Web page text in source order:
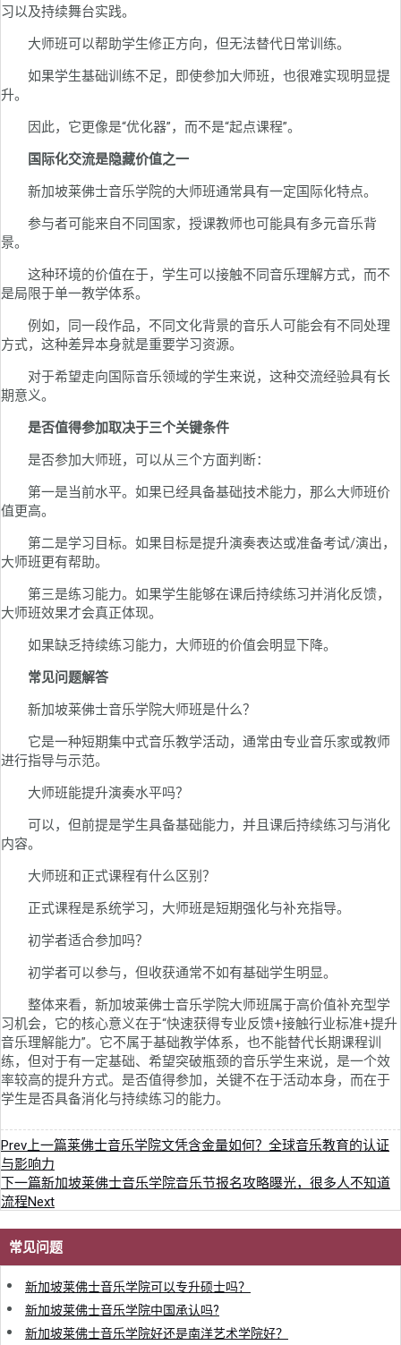
习以及持续舞台实践。
大师班可以帮助学生修正方向，但无法替代日常训练。
如果学生基础训练不足，即使参加大师班，也很难实现明显提
升。
因此，它更像是“优化器”，而不是“起点课程”。
国际化交流是隐藏价值之一
新加坡莱佛士音乐学院的大师班通常具有一定国际化特点。
参与者可能来自不同国家，授课教师也可能具有多元音乐背
景。
这种环境的价值在于，学生可以接触不同音乐理解方式，而不
是局限于单一教学体系。
例如，同一段作品，不同文化背景的音乐人可能会有不同处理
方式，这种差异本身就是重要学习资源。
对于希望走向国际音乐领域的学生来说，这种交流经验具有长
期意义。
是否值得参加取决于三个关键条件
是否参加大师班，可以从三个方面判断：
第一是当前水平。如果已经具备基础技术能力，那么大师班价
值更高。
第二是学习目标。如果目标是提升演奏表达或准备考试/演出，
大师班更有帮助。
第三是练习能力。如果学生能够在课后持续练习并消化反馈，
大师班效果才会真正体现。
如果缺乏持续练习能力，大师班的价值会明显下降。
常见问题解答
新加坡莱佛士音乐学院大师班是什么？
它是一种短期集中式音乐教学活动，通常由专业音乐家或教师
进行指导与示范。
大师班能提升演奏水平吗？
可以，但前提是学生具备基础能力，并且课后持续练习与消化
内容。
大师班和正式课程有什么区别？
正式课程是系统学习，大师班是短期强化与补充指导。
初学者适合参加吗？
初学者可以参与，但收获通常不如有基础学生明显。
整体来看，新加坡莱佛士音乐学院大师班属于高价值补充型学
习机会，它的核心意义在于“快速获得专业反馈+接触行业标准+提升
音乐理解能力”。它不属于基础教学体系，也不能替代长期课程训
练，但对于有一定基础、希望突破瓶颈的音乐学生来说，是一个效
率较高的提升方式。是否值得参加，关键不在于活动本身，而在于
学生是否具备消化与持续练习的能力。
Prev上一篇莱佛士音乐学院文凭含金量如何？全球音乐教育的认证
与影响力
下一篇新加坡莱佛士音乐学院音乐节报名攻略曝光，很多人不知道
流程Next
常见问题
新加坡莱佛士音乐学院可以专升硕士吗？
新加坡莱佛士音乐学院中国承认吗?
新加坡莱佛士音乐学院好还是南洋艺术学院好？